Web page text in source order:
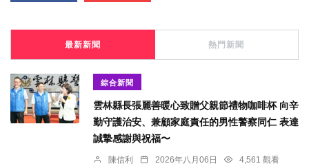
最新新聞 熱門新聞
綜合新聞
雲林縣長張麗善暖心致贈父親節禮物咖啡杯 向辛
勤守護治安、兼顧家庭責任的男性警察同仁 表達
誠摯感謝與祝福〜
陳信利 2026年八月06日
4,561 觀看